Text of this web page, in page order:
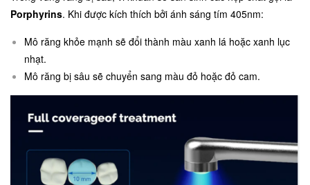
Porphyrins. Khi được kích thích bởi ánh sáng tím 405nm:
Mô răng khỏe mạnh sẽ đổi thành màu xanh lá hoặc xanh lục
nhạt.
Mô răng bị sâu sẽ chuyển sang màu đỏ hoặc đỏ cam.